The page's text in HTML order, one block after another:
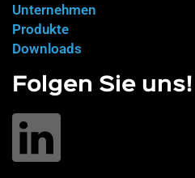
Unternehmen
Produkte
Downloads
Folgen Sie uns!